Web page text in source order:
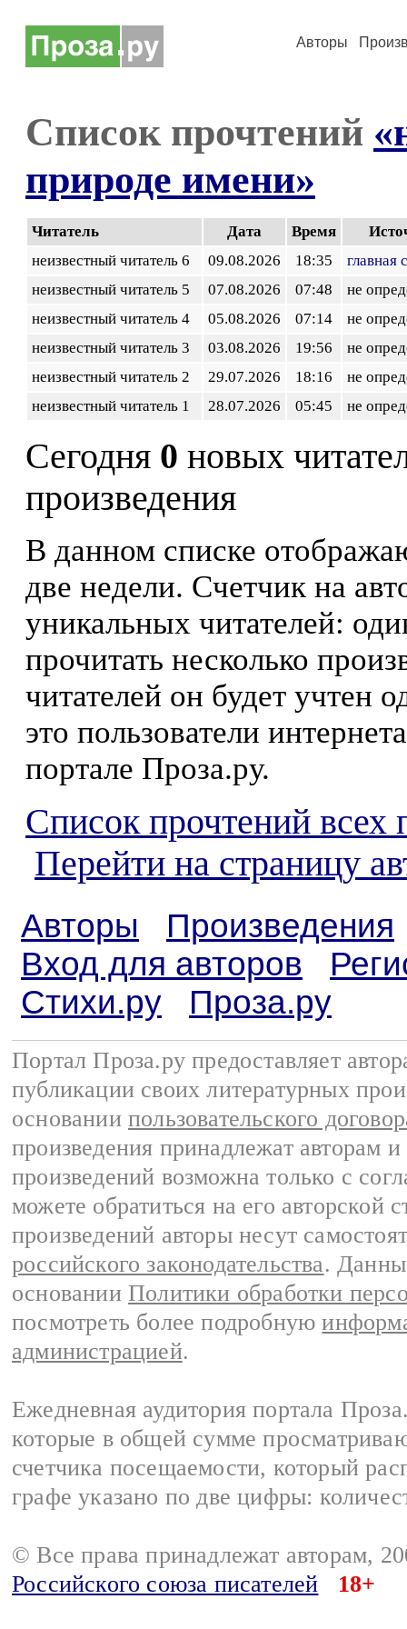
Авторы
Список прочтений
природе имени»
Читатель Дата Время
неизвестный читатель 6
09.08.2026 18:35
главная
неизвестный читатель 5
07.08.2026 07:48
не
неизвестный читатель 4
05.08.2026 07:14
не
неизвестный читатель 3
03.08.2026 19:56
не
неизвестный читатель 2
29.07.2026 18:16
не
неизвестный читатель 1
28.07.2026 05:45 не
Сегодня 0 новых
произведения
В данном списке
две недели. Счетчик на
уникальных читателей:
прочитать несколько
читателей он будет учтен
это пользователи
портале Проза.ру.
Список прочтений всех
Перейти на страницу
Авторы
Произведения
Вход для авторов
Стихи.ру
Проза.ру
Портал Проза.ру предоставляет
публикации своих литературных
основании пользовательского
произведения принадлежат авторам
произведений возможна только с
можете обратиться на его авторской
произведений авторы несут
российского законодательства.
основании Политики обработки
посмотреть более подробную
администрацией.
Ежедневная аудитория портала
которые в общей сумме
счетчика посещаемости, который
графе указано по две цифры:
© Все права принадлежат авторам,
Российского союза писателей
18+